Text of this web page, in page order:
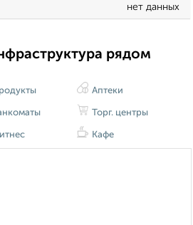
нет данных
рядом
Аптеки
Торг. центры
Кафе